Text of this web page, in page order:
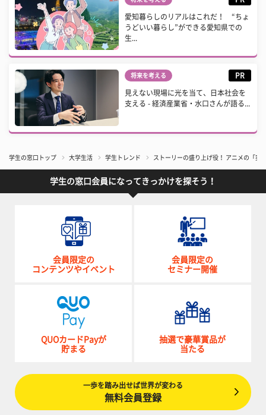
愛知暮らしのリアルはこれだ！ “ちょ
うどいい暮らし”ができる愛知県での
生...
将来を考える PR
見えない現場に光を当て、日本社会を
支える - 経済産業省・水口さんが語る...
学生の窓口トップ 大学生活 学生トレンド ストーリーの盛り上げ役！ アニメの「突
学生の窓口会員になってきっかけを探そう！
会員限定の
コンテンツやイベント
会員限定の
セミナー開催
QUOカードPayが
貯まる
抽選で豪華賞品が
当たる
一歩を踏み出せば世界が変わる
無料会員登録